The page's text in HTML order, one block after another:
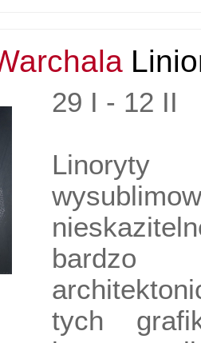
29 I - 12 II
bardzo
tych